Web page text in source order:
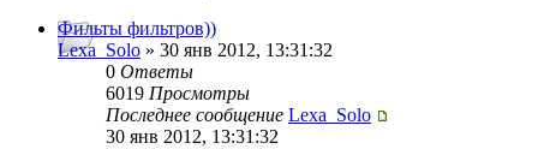
Фильты фильтров))
Lexa_Solo » 30 янв 2012, 13:31:32
0 Ответы
6019 Просмотры
Последнее сообщение Lexa_Solo
30 янв 2012, 13:31:32